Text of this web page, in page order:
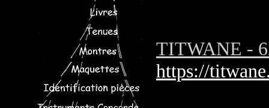
TITWANE -
https://